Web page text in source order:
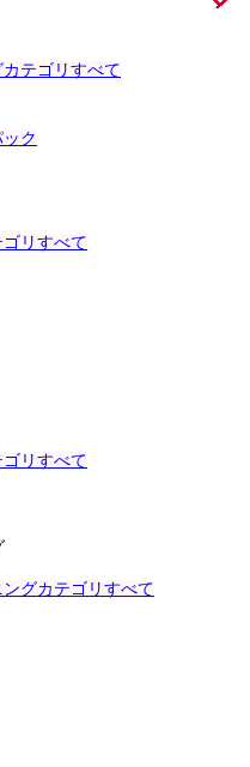
テゴリすべて
ク
リすべて
リすべて
グカテゴリすべて